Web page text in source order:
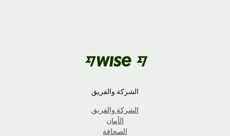
الشركة والفريق
الشركة والفريق
الأمان
الصحافة